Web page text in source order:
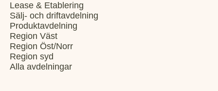
Lease & Etablering
Sälj- och driftavdelning
Produktavdelning
Region Väst
Region Öst/Norr
Region syd
Alla avdelningar